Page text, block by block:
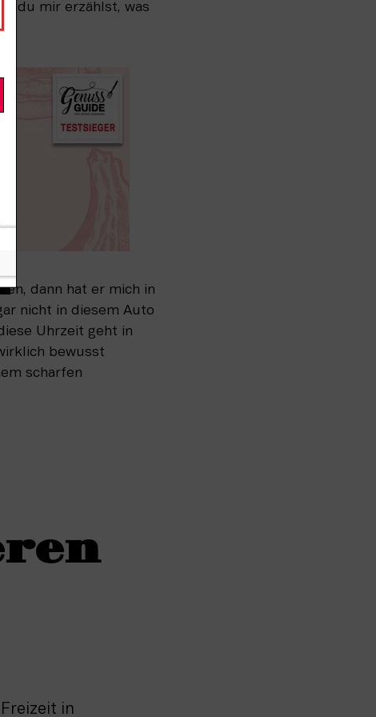
du mir erzählst, was
dann hat er mich in
nicht in diesem Auto
Uhrzeit geht in
bewusst
scharfen
Wir senden keinen Spam! Erfahre mehr in unserer
in